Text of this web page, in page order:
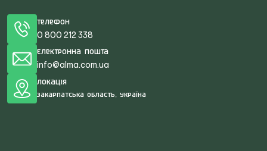
Телефон
0 800 212 338
Електронна пошта
info@alma.com.ua
Локація
Закарпатська область, Україна